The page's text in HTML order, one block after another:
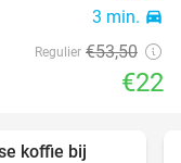
3 min. directions_car
Regulier €53,50
€22
koffie bij